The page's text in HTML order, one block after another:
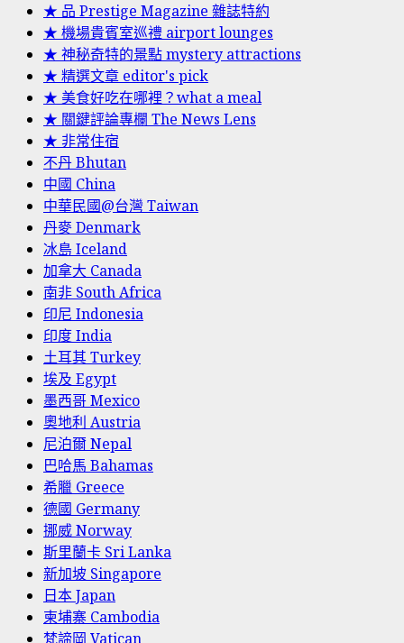
★ 品 Prestige Magazine 雜誌特約
★ 機場貴賓室巡禮 airport lounges
★ 神秘奇特的景點 mystery attractions
★ 精選文章 editor's pick
★ 美食好吃在哪裡？what a meal
★ 關鍵評論專欄 The News Lens
★ 非常住宿
不丹 Bhutan
中國 China
中華民國@台灣 Taiwan
丹麥 Denmark
冰島 Iceland
加拿大 Canada
南非 South Africa
印尼 Indonesia
印度 India
土耳其 Turkey
埃及 Egypt
墨西哥 Mexico
奧地利 Austria
尼泊爾 Nepal
巴哈馬 Bahamas
希臘 Greece
德國 Germany
挪威 Norway
斯里蘭卡 Sri Lanka
新加坡 Singapore
日本 Japan
柬埔寨 Cambodia
梵諦岡 Vatican